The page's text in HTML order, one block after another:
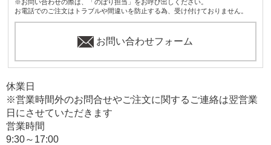
※お問い合わせの際は、「のぼり担当」をお呼び出しください。
お電話でのご注文はトラブルや間違いを防止する為、受け付けておりません。
お問い合わせフォーム
休業日
※営業時間外のお問合せやご注文に関するご連絡は翌営業
日にさせていただきます
営業時間
9:30～17:00